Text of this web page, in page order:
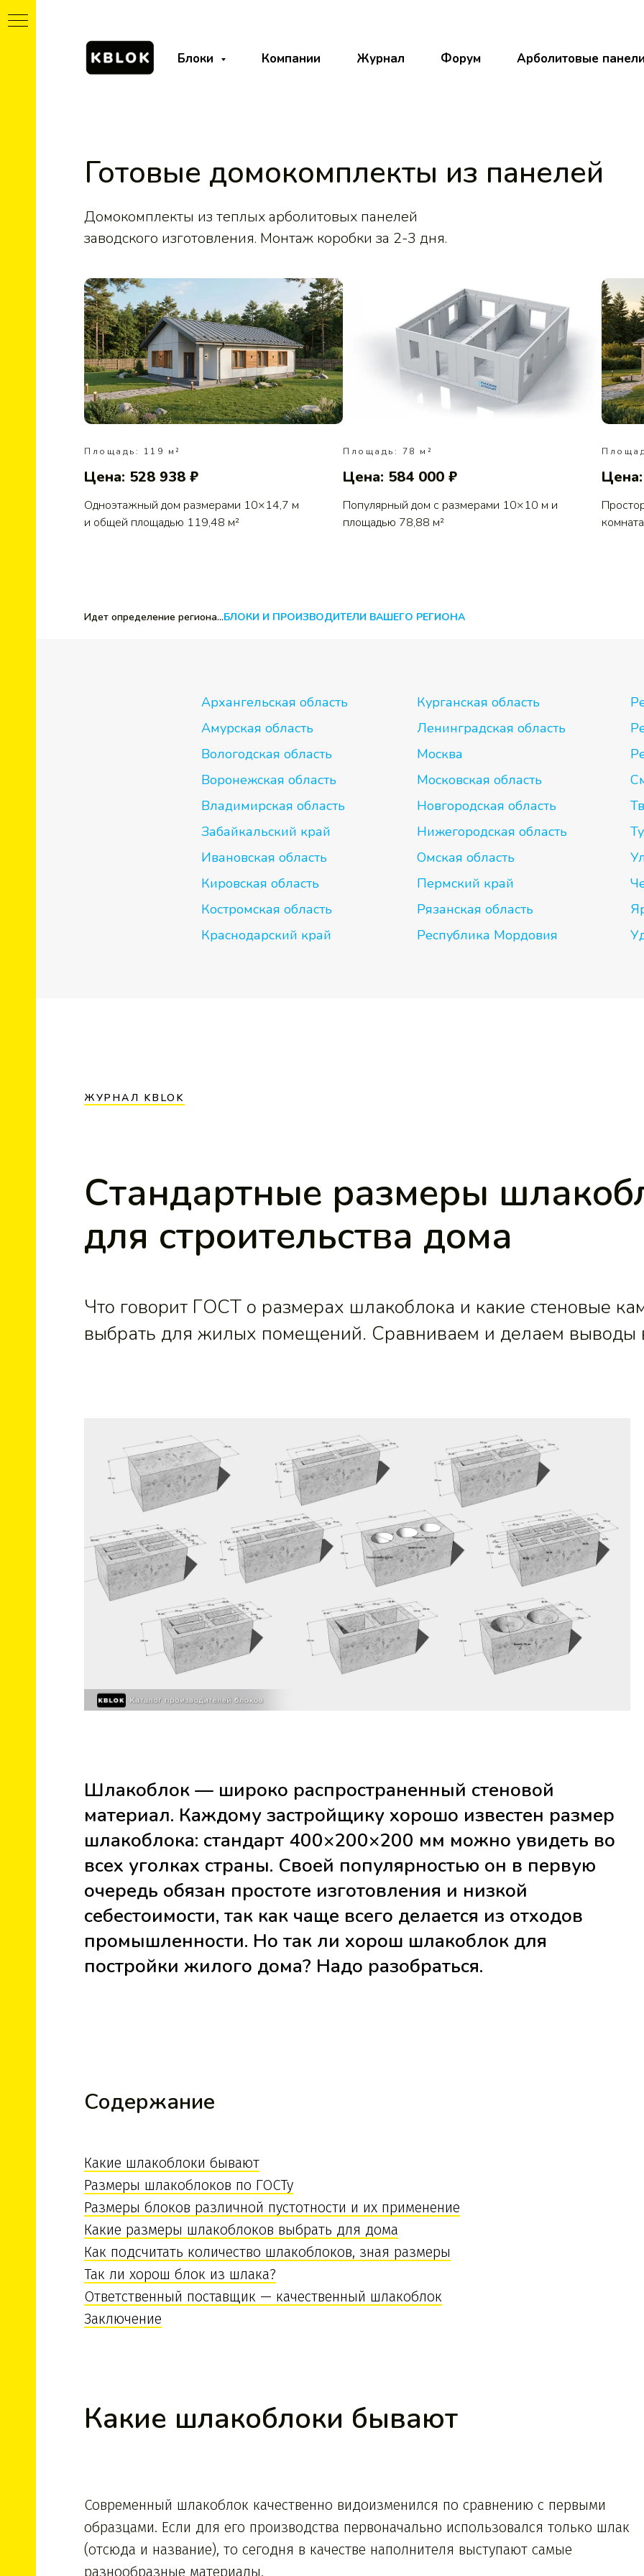
Блоки Компании Журнал Форум Арболитовые
Готовые домокомплекты из панелей
Домокомплекты из теплых арболитовых панелей
заводского изготовления. Монтаж коробки за 2-3 дня.
Площадь: 119 м²
Цена: 528 938 ₽
Одноэтажный дом размерами 10×14,7 м
и общей площадью 119,48 м²
Площадь: 78 м²
Цена: 584 000 ₽
Популярный дом с размерами 10×10 м и
площадью 78,88 м²
Идет определение региона...БЛОКИ И ПРОИЗВОДИТЕЛИ ВАШЕГО РЕГИОНА
Архангельская область
Амурская область
Вологодская область
Воронежская область
Владимирская область
Забайкальский край
Ивановская область
Кировская область
Костромская область
Краснодарский край
Курганская область
Ленинградская область
Москва
Московская область
Новгородская область
Нижегородская область
Омская область
Пермский край
Рязанская область
Республика Мордовия
ЖУРНАЛ KBLOK
Стандартные размеры
для строительства дома
Что говорит ГОСТ о размерах шлакоблока и какие стеновые
выбрать для жилых помещений. Сравниваем и делаем выводы
Шлакоблок — широко распространенный стеновой
материал. Каждому застройщику хорошо известен размер
шлакоблока: стандарт 400×200×200 мм можно увидеть во
всех уголках страны. Своей популярностью он в первую
очередь обязан простоте изготовления и низкой
себестоимости, так как чаще всего делается из отходов
промышленности. Но так ли хорош шлакоблок для
постройки жилого дома? Надо разобраться.
Содержание
Какие шлакоблоки бывают
Размеры шлакоблоков по ГОСТу
Размеры блоков различной пустотности и их применение
Какие размеры шлакоблоков выбрать для дома
Как подсчитать количество шлакоблоков, зная размеры
Так ли хорош блок из шлака?
Ответственный поставщик — качественный шлакоблок
Заключение
Какие шлакоблоки бывают
Современный шлакоблок качественно видоизменился по сравнению с первыми
образцами. Если для его производства первоначально использовался только шлак
(отсюда и название), то сегодня в качестве наполнителя выступают самые
разнообразные материалы.